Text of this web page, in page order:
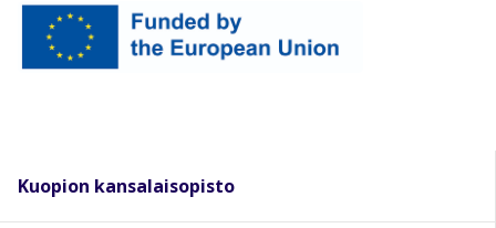
Kuopion kansalaisopisto